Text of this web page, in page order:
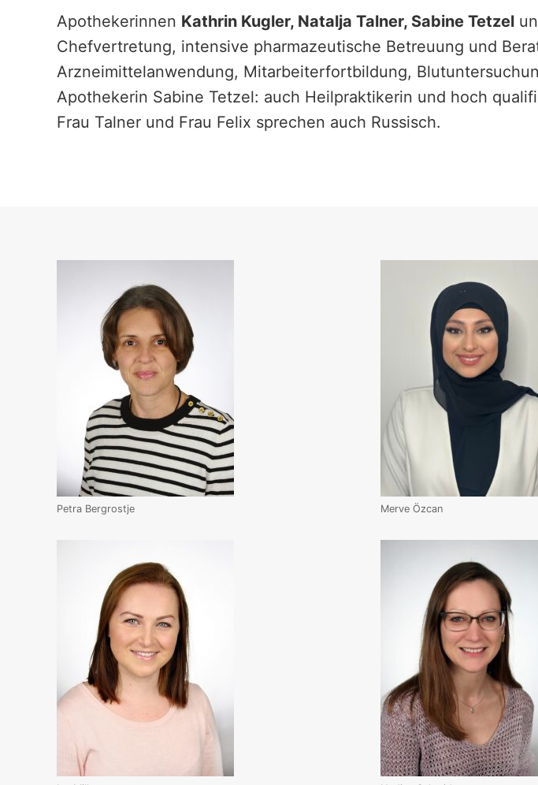
Apothekerinnen Kathrin Kugler, Natalja Talner, Sabine Tetzel
Chefvertretung, intensive pharmazeutische Betreuung und
Arzneimittelanwendung, Mitarbeiterfortbildung,
Apothekerin Sabine Tetzel: auch Heilpraktikerin und hoch
Frau Talner und Frau Felix sprechen auch Russisch.
Petra Bergrostje Merve Özcan